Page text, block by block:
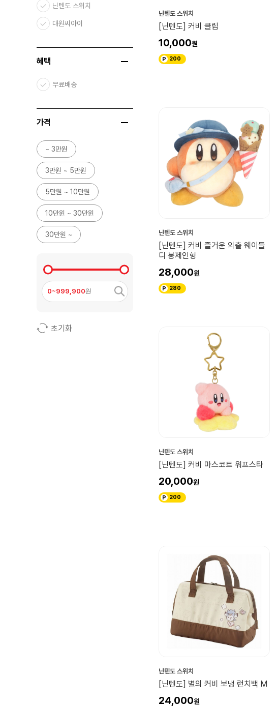
닌텐도 스위치
대원씨아이
혜택
무료배송
가격
~ 3만원
3만원 ~ 5만원
5만원 ~ 10만원
10만원 ~ 30만원
30만원 ~
0~999,900원
초기화
닌텐도 스위치
[닌텐도] 커비 클립
10,000
200
닌텐도 스위치
[닌텐도] 커비 즐거운 외출 웨이들
디 봉제인형
28,000
280
닌텐도 스위치
[닌텐도] 커비 마스코트 워프스타
20,000
200
닌텐도 스위치
[닌텐도] 별의 커비 보냉 런치백 M
24,000